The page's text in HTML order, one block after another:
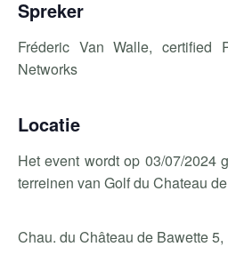
Spreker
Fréderic Van Walle, certified
Networks
Locatie
Het event wordt op 03/07/2024
terreinen van Golf du Chateau
Chau. du Château de Bawette 5,